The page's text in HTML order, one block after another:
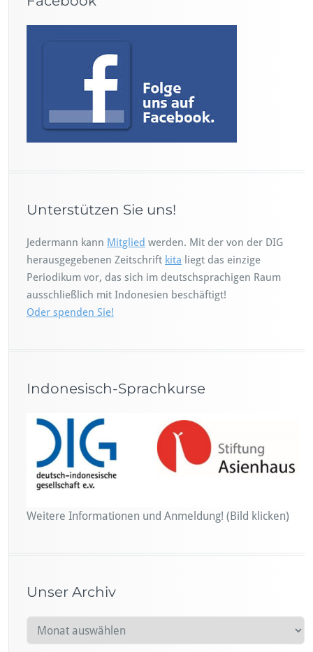
Unterstützen Sie uns!
Jedermann kann Mitglied werden. Mit der von der DIG
herausgegebenen Zeitschrift kita liegt das einzige
Periodikum vor, das sich im deutschsprachigen Raum
ausschließlich mit Indonesien beschäftigt!
Oder spenden Sie!
Indonesisch-Sprachkurse
Weitere Informationen und Anmeldung! (Bild klicken)
Unser Archiv
n